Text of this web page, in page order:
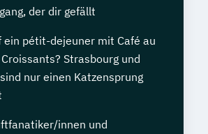
der dir gefällt
ein pétit-dejeuner mit Café au
Strasbourg und
nur einen Katzensprung
innen und